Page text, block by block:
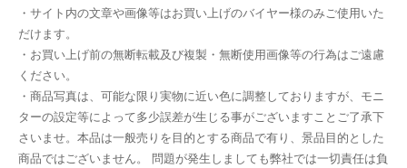
・サイト内の文章や画像等はお買い上げのバイヤー様のみご使用いた
だけます。
・お買い上げ前の無断転載及び複製・無断使用画像等の行為はご遠慮
ください。
・商品写真は、可能な限り実物に近い色に調整しておりますが、モニ
ターの設定等によって多少誤差が生じる事がございますことご了承下
さいませ。本品は一般売りを目的とする商品で有り、景品目的とした
商品ではございません。 問題が発生しましても弊社では一切責任は負